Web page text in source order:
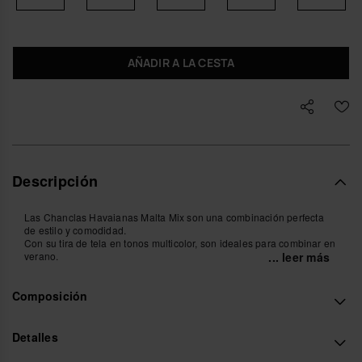
AÑADIR A LA CESTA
Descripción
Las Chanclas Havaianas Malta Mix son una combinación perfecta
de estilo y comodidad.
Con su tira de tela en tonos multicolor, son ideales para combinar en
verano.
calidad, las sandalias Havaianas Malta Mix ofrecen una sensación
suave y cómoda en los pies.
todo momento.
Su diseño colorido y versátil las hace una excelente opción para
... leer más
Composición
Detalles